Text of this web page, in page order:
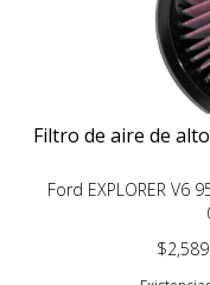
Filtro de aire de
Ford EXPLORER V6